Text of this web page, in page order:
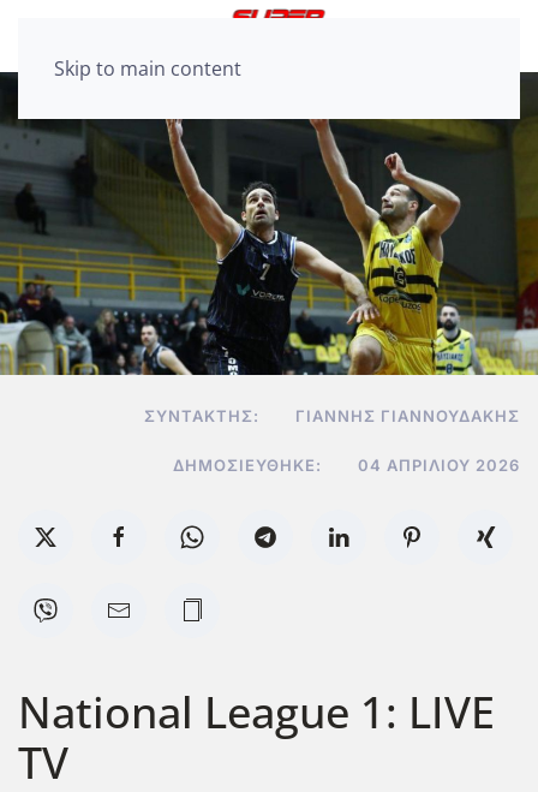
Skip to main content
ΣΥΝΤΆΚΤΗΣ: ΓΙΆΝΝΗΣ ΓΙΑΝΝΟΥΔΆΚΗΣ
ΔΗΜΟΣΙΕΎΘΗΚΕ: 04 ΑΠΡΙΛΊΟΥ 2026
National League 1: LIVE
TV